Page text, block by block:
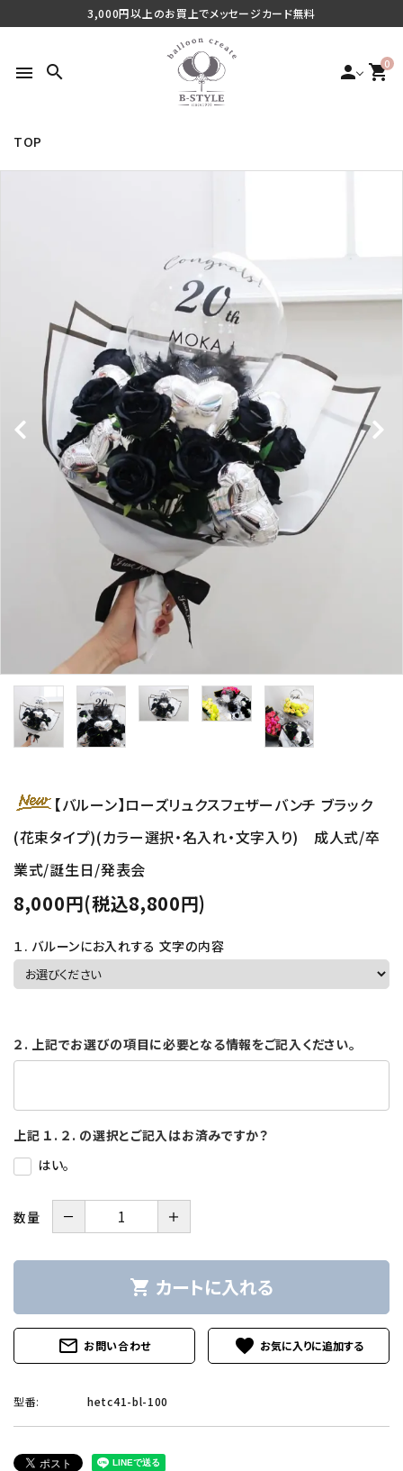
3,000円以上のお買上でメッセージカード無料
menu search person 0
shopping_cart
商品タイプから探す
価格から探す
コンテンツ
ガイドライン
ACCOUNT MENU
ようこそ ゲスト 様
person 新規会員登録
TOP
【バルーン】ローズリュクスフェザーバンチ ブラック
(花束タイプ)(カラー選択・名入れ・文字入り) 成人式/卒
業式/誕生日/発表会
8,000円(税込8,800円)
１. バルーンにお入れする 文字の内容
２. 上記でお選びの項目に必要となる情報をご記入ください。
上記 １. ２. の選択とご記入はお済みですか？
はい。
数量 － ＋
shopping_cart カートに入れる
mail_outline お問い合わせ favorite
型番: hetc41-bl-100